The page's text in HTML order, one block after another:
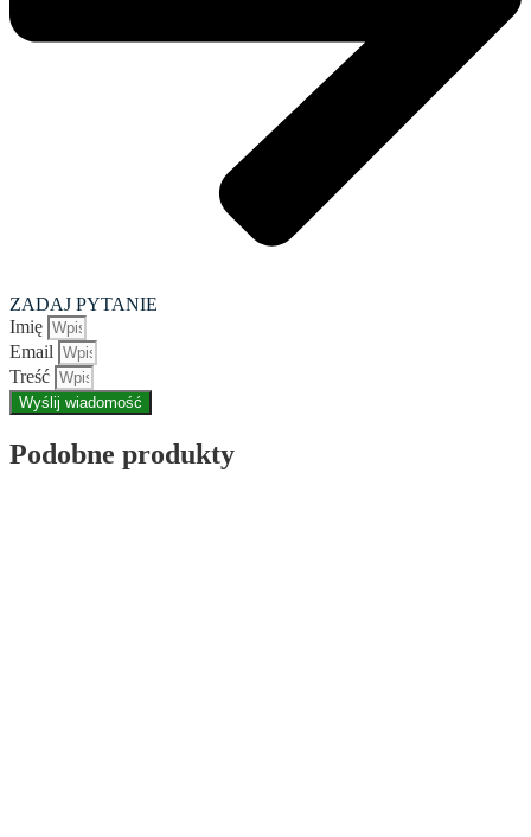
ZADAJ PYTANIE
Imię
Email
Treść
Wyślij wiadomość
Podobne produkty